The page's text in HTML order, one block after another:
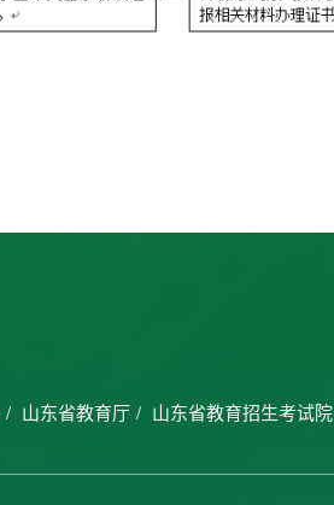
/ 山东省教育厅 / 山东省教育招生考试院